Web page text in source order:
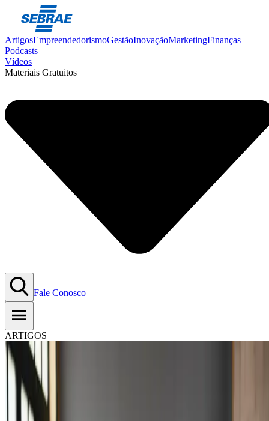
ArtigosEmpreendedorismoGestãoInovaçãoMarketingFinanças
Podcasts
Vídeos
Materiais Gratuitos
Fale Conosco
ARTIGOS
Confira os 6 documentos
necessários para exportação de
produtos